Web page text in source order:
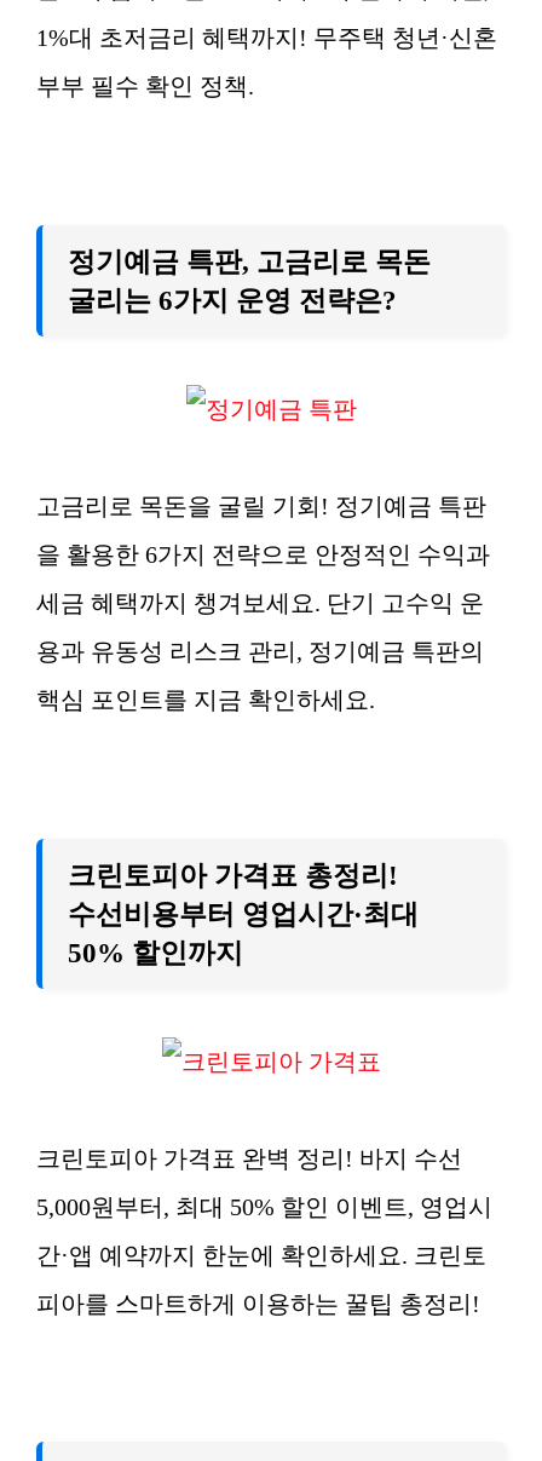
1%대 초저금리 혜택까지! 무주택 청년·신혼
부부 필수 확인 정책.
정기예금 특판, 고금리로 목돈
굴리는 6가지 운영 전략은?
고금리로 목돈을 굴릴 기회! 정기예금 특판
을 활용한 6가지 전략으로 안정적인 수익과
세금 혜택까지 챙겨보세요. 단기 고수익 운
용과 유동성 리스크 관리, 정기예금 특판의
핵심 포인트를 지금 확인하세요.
크린토피아 가격표 총정리!
수선비용부터 영업시간·최대
50% 할인까지
크린토피아 가격표 완벽 정리! 바지 수선
5,000원부터, 최대 50% 할인 이벤트, 영업시
간·앱 예약까지 한눈에 확인하세요. 크린토
피아를 스마트하게 이용하는 꿀팁 총정리!